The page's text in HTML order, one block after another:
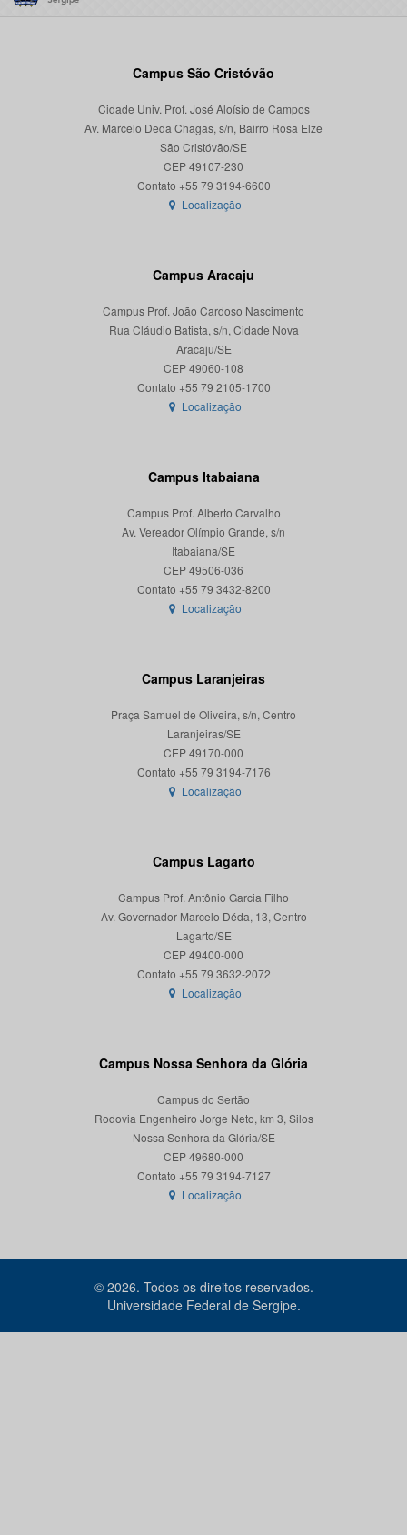
Campus São Cristóvão
Cidade Univ. Prof. José Aloísio de Campos
Av. Marcelo Deda Chagas, s/n, Bairro Rosa Elze
São Cristóvão/SE
CEP 49107-230
Localização
Campus Aracaju
Campus Prof. João Cardoso Nascimento
Rua Cláudio Batista, s/n, Cidade Nova
Aracaju/SE
CEP 49060-108
Localização
Campus Itabaiana
Campus Prof. Alberto Carvalho
Av. Vereador Olímpio Grande, s/n
Itabaiana/SE
CEP 49506-036
Localização
Campus Laranjeiras
Praça Samuel de Oliveira, s/n, Centro
Laranjeiras/SE
CEP 49170-000
Localização
Campus Lagarto
Campus Prof. Antônio Garcia Filho
Av. Governador Marcelo Déda, 13, Centro
Lagarto/SE
CEP 49400-000
Localização
Campus Nossa Senhora da Glória
Campus do Sertão
Rodovia Engenheiro Jorge Neto, km 3, Silos
Nossa Senhora da Glória/SE
CEP 49680-000
Contato +55 79 3194-7127
Localização
© 2026. Todos os direitos reservados.
Universidade Federal de Sergipe.